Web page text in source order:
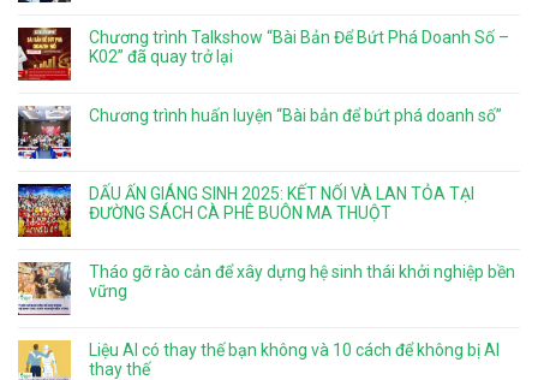
Chương trình Talkshow “Bài Bản Để Bứt Phá Doanh Số –
K02” đã quay trở lại
Chương trình huấn luyện “Bài bản để bứt phá doanh số”
DẤU ẤN GIÁNG SINH 2025: KẾT NỐI VÀ LAN TỎA TẠI
ĐƯỜNG SÁCH CÀ PHÊ BUÔN MA THUỘT
Tháo gỡ rào cản để xây dựng hệ sinh thái khởi nghiệp bền
vững
Liệu AI có thay thế bạn không và 10 cách để không bị AI
thay thế